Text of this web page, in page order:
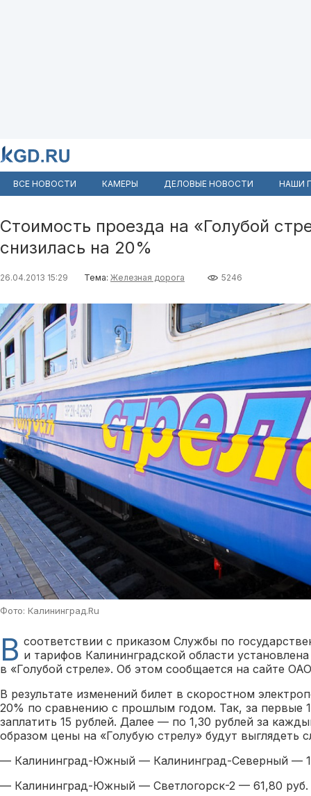
ВСЕ НОВОСТИ КАМЕРЫ ДЕЛОВЫЕ НОВОСТИ НАШИ
Стоимость проезда на «Голубой
снизилась на 20%
26.04.2013 15:29 Тема: Железная дорога 5246
Фото: Калининград.Ru
В соответствии с приказом Службы по
и тарифов Калининградской области
в «Голубой стреле». Об этом сообщается на сайте
В результате изменений билет в скоростном
20% по сравнению с прошлым годом. Так, за первые
заплатить 15 рублей. Далее — по 1,30 рублей за
образом цены на «Голубую стрелу» будут выглядеть
— Калининград-Южный — Калининград-Северный —
— Калининград-Южный — Светлогорск-2 — 61,80 руб.